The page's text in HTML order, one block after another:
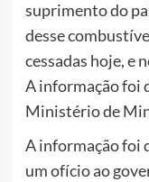
suprimento do
desse
cessadas hoje, e
A informação foi
Ministério de
A informação foi
um ofício ao